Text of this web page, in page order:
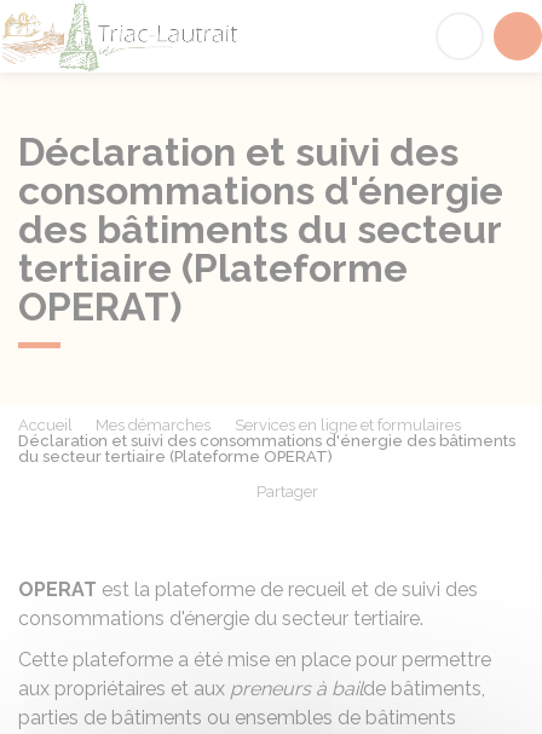
Déclaration et suivi des
consommations d'énergie
des bâtiments du secteur
tertiaire (Plateforme
OPERAT)
Accueil Mes démarches
Services en ligne et formulaires
Déclaration et suivi des consommations d'énergie des bâtiments
du secteur tertiaire (Plateforme OPERAT)
Partager
OPERAT est la plateforme de recueil et de suivi des
consommations d'énergie du secteur tertiaire.
Cette plateforme a été mise en place pour permettre
aux propriétaires et aux preneurs à bailde bâtiments,
parties de bâtiments ou ensembles de bâtiments